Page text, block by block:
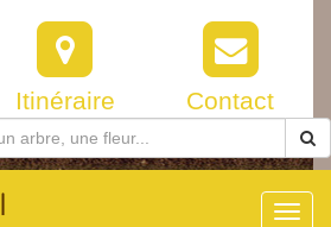
Itinéraire Contact